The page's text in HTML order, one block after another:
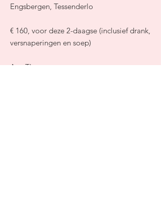
Engsbergen, Tessenderlo
€ 160, voor deze 2-daagse (inclusief drank,
versnaperingen en soep)
Ann Thys